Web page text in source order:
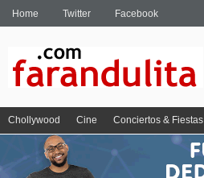
Home Twitter Facebook
Chollywood Cine Conciertos & Fiestas